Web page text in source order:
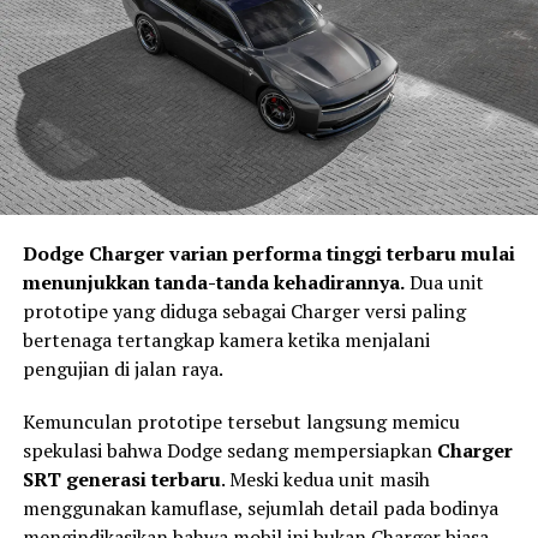
untuk menganalisis kondisi lalu lintas, memprediksi
potensi tabrakan, serta menentukan tindakan paling
tepat sebelum pengemudi sempat bereaksi.
Jika sistem mendeteksi risiko benturan yang tinggi,
maka tahapAct akan bekerja melalui teknologi
Integrated Power Brake. Sistem ini membantu
memberikan tekanan pengereman secara otomatis
tersebut tidak mengambil alih kendali kendaraan,
melainkan membantu mengurangi kecepatan sehingga
dampak kecelakaan dapat diminimalkan.
Keselamatan Aktif Menjadi Standar
Kendaraan Masa Depan
Dodge Charger varian performa tinggi terbaru mulai
menunjukkan tanda-tanda kehadirannya.Dua unit
prototipe yang diduga sebagai Charger versi paling
bertenaga tertangkap kamera ketika menjalani
pengujian di jalan raya.
Kemunculan prototipe tersebut langsung memicu
spekulasi bahwa Dodge sedang mempersiapkan Charger
SRT generasi terbaru. Meski kedua unit masih
menggunakan kamuflase, sejumlah detail pada bodinya